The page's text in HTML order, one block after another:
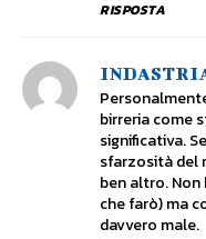
RISPOSTA
birreria come
significativa.
sfarzosità del
ben altro.
che farò) ma
davvero male.